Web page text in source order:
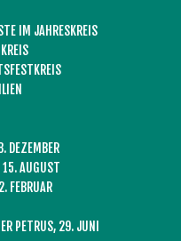
IM JAHRESKREIS
DEZEMBER
15. AUGUST
FEBRUAR
PETRUS, 29. JUNI